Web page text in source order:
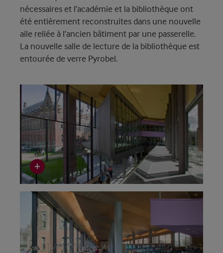
nécessaires et l’académie et la bibliothèque ont
été entièrement reconstruites dans une nouvelle
aile reliée à l’ancien bâtiment par une passerelle.
La nouvelle salle de lecture de la bibliothèque est
entourée de verre Pyrobel.